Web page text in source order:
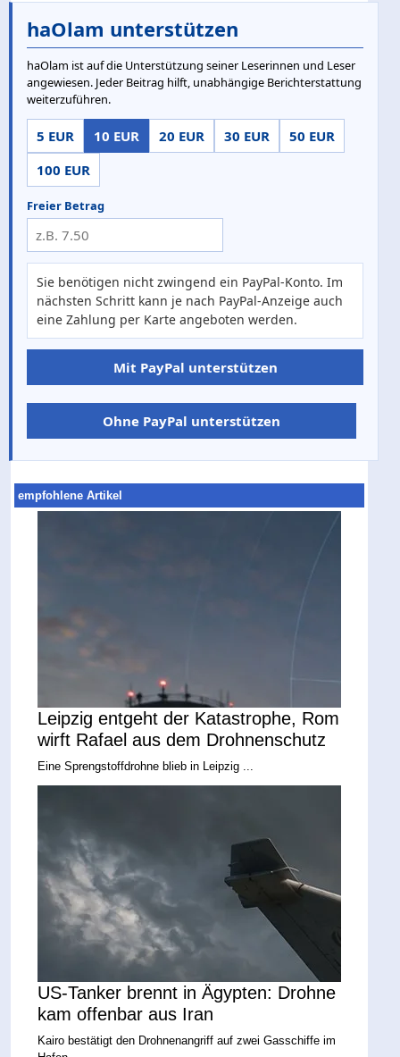
haOlam unterstützen
haOlam ist auf die Unterstützung seiner Leserinnen und Leser
angewiesen. Jeder Beitrag hilft, unabhängige Berichterstattung
weiterzuführen.
5 EUR 10 EUR 20 EUR 30 EUR
50 EUR
100 EUR
Freier Betrag
Sie benötigen nicht zwingend ein PayPal-Konto. Im
nächsten Schritt kann je nach PayPal-Anzeige auch
eine Zahlung per Karte angeboten werden.
Mit PayPal unterstützen
Ohne PayPal unterstützen
empfohlene Artikel
Leipzig entgeht der Katastrophe, Rom
wirft Rafael aus dem Drohnenschutz
Eine Sprengstoffdrohne blieb in Leipzig ...
US-Tanker brennt in Ägypten: Drohne
kam offenbar aus Iran
Kairo bestätigt den Drohnenangriff auf zwei Gasschiffe im